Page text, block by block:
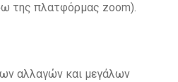
της πλατφόρμας zoom).
αλλαγών και μεγάλων